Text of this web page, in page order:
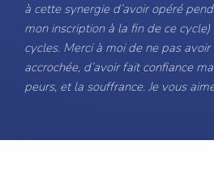
à cette synergie d’avoir opéré
mon inscription à la fin de ce
cycles. Merci à moi de ne pas avoir
accrochée, d’avoir fait confiance
peurs, et la souffrance. Je vous